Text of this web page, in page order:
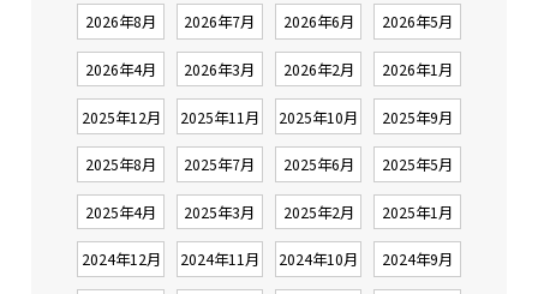
2026年8月 2026年7月 2026年6月 2026年5月
2026年4月 2026年3月 2026年2月 2026年1月
2025年12月 2025年11月 2025年10月 2025年9月
2025年8月 2025年7月 2025年6月 2025年5月
2025年4月 2025年3月 2025年2月 2025年1月
2024年12月 2024年11月 2024年10月 2024年9月